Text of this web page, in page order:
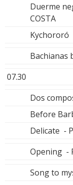
Duerme
COSTA
Kychororó
Bachianas
07.30
Dos
Before
Delicate -
Opening -
Song to